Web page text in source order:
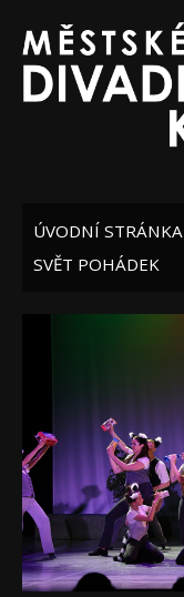
ÚVODNÍ STRÁNKA
SVĚT POHÁDEK